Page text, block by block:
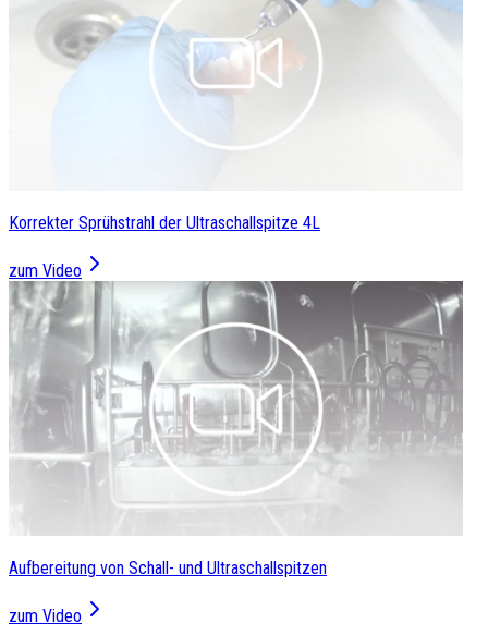
Korrekter Sprühstrahl der Ultraschallspitze 4L
zum Video
Aufbereitung von Schall- und Ultraschallspitzen
zum Video